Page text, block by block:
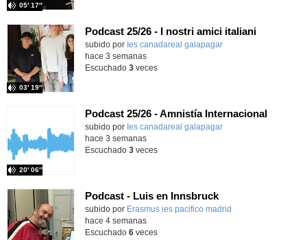
05′ 17″
Podcast 25/26 - I nostri amici italiani
subido por Ies canadareal galapagar
03′ 19″
-
hace 3 semanas
Escuchado 3veces
Podcast 25/26 - Amnistía Internacional
subido por Ies canadareal galapagar
20′ 06″
-
hace 3 semanas
Escuchado 3veces
Podcast - Luis en Innsbruck
subido por Erasmus ies pacifico madrid
hace 4 semanas
Escuchado 6veces